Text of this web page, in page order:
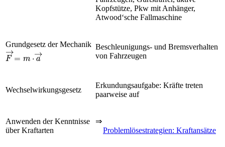
Kopfstütze, Pkw mit Anhänger,
Atwood‘sche Fallmaschine
Grundgesetz der Mechanik
F→ a→
Beschleunigungs- und Bremsverhalten
von Fahrzeugen
Wechselwirkungsgesetz
Erkundungsaufgabe: Kräfte treten
paarweise auf
Anwenden der Kenntnisse
über Kraftarten
⇒
Problemlösestrategien: Kraftansätze